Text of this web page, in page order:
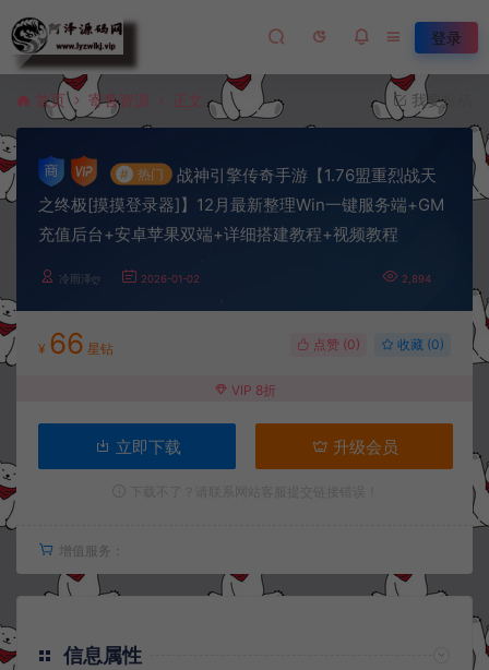
登录
首页 寄售资源 正文 我要投稿
# 热门
战神引擎传奇手游【1.76盟重烈战天
之终极[摸摸登录器]】12月最新整理Win一键服务端+GM
充值后台+安卓苹果双端+详细搭建教程+视频教程
冷雨泽ღ 2026-01-02 2,894
¥ 66 星钻 点赞 (0) 收藏 (0)
VIP 8折
立即下载 升级会员
增值服务：
信息属性